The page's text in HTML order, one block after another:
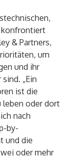
konfrontiert
& Partners,
um
und ihr
„Ein
ist die
leben oder dort
nach
by-
und die
oder mehr